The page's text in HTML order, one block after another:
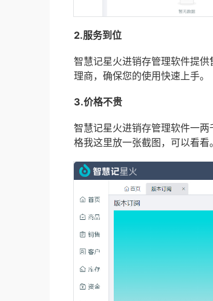
2.服务到位
智慧记星火进销存管理软件提
理商，确保您的使用快速上手。
3.价格不贵
智慧记星火进销存管理软件一
格我这里放一张截图，可以看看。